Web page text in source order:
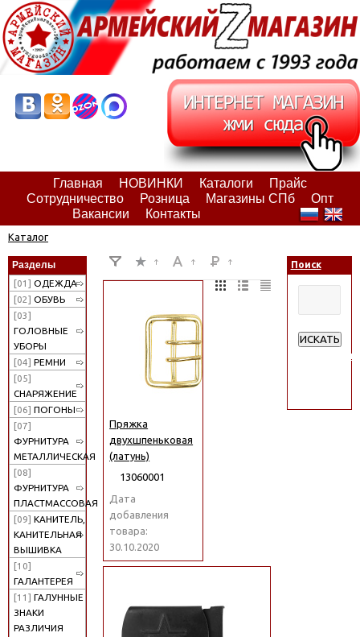
Главная НОВИНКИ Каталоги
Прайс
Сотрудничество
Розница Магазины СПб
Опт
Вакансии
Контакты
Каталог
Разделы
[01] ОДЕЖДА
[02] ОБУВЬ
[03]
ГОЛОВНЫЕ
УБОРЫ
[04] РЕМНИ
[05]
СНАРЯЖЕНИЕ
[06] ПОГОНЫ
[07]
ФУРНИТУРА
МЕТАЛЛИЧЕСКАЯ
[08]
ФУРНИТУРА
ПЛАСТМАССОВАЯ
[09] КАНИТЕЛЬ,
КАНИТЕЛЬНАЯ
ВЫШИВКА
[10]
ГАЛАНТЕРЕЯ
[11] ГАЛУННЫЕ
ЗНАКИ
РАЗЛИЧИЯ
Пряжка
двухшпеньковая
(латунь)
13060001
Дата
добавления
товара:
30.10.2020
Поиск
ИСКАТЬ